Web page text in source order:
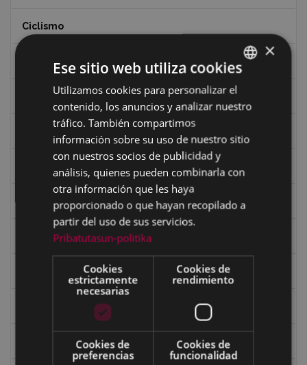
Ciclismo
Ciclismo "A rueda"
Dibujos de Julen Zabaleta
Eibartarren ahotan
Ermitas
Fondo Bolumburu
Fondo Carlos Narbaiza
BASQUE
SPANISH
×
Ese sitio web utiliza cookies
Utilizamos cookies para personalizar el
contenido, los anuncios y analizar nuestro
tráfico. También compartimos
información sobre su uso de nuestro sitio
con nuestros socios de publicidad y
análisis, quienes pueden combinarla con
otra información que les haya
proporcionado o que hayan recopilado a
partir del uso de sus servicios.
Pribatutasun-politika
Cookies
estrictamente
necesarias
Cookies de
rendimiento
Cookies de
preferencias
Cookies de
funcionalidad